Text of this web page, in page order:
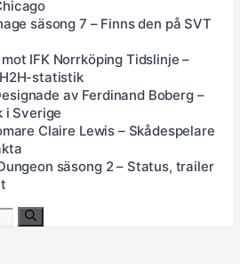
säsong 7 – Finns den på SVT
IFK Norrköping Tidslinje –
statistik
av Ferdinand Boberg –
i Sverige
Claire Lewis – Skådespelare
säsong 2 – Status, trailer